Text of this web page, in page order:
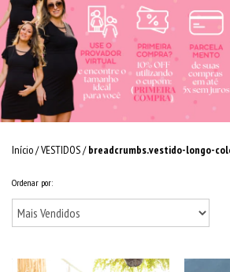
Início/VESTIDOS/ breadcrumbs.vestido-longo-
Ordenar por: